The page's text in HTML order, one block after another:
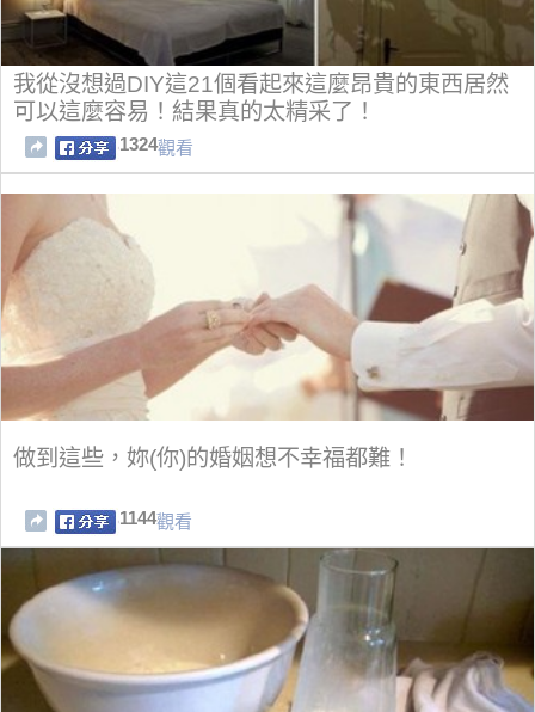
我從沒想過DIY這21個看起來這麼昂貴的東西居然
可以這麼容易！結果真的太精采了！
1324觀看
做到這些，妳(你)的婚姻想不幸福都難！
1144觀看